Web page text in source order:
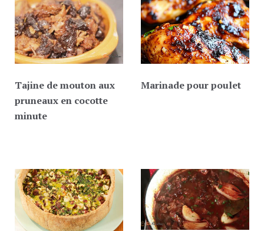
Tajine de mouton aux
pruneaux en cocotte
minute
Marinade pour poulet